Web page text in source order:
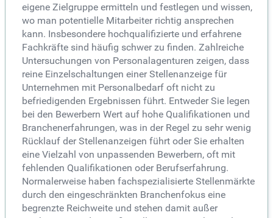
eigene Zielgruppe ermitteln und festlegen und wissen,
wo man potentielle Mitarbeiter richtig ansprechen
kann. Insbesondere hochqualifizierte und erfahrene
Fachkräfte sind häufig schwer zu finden. Zahlreiche
Untersuchungen von Personalagenturen zeigen, dass
reine Einzelschaltungen einer Stellenanzeige für
Unternehmen mit Personalbedarf oft nicht zu
befriedigenden Ergebnissen führt. Entweder Sie legen
bei den Bewerbern Wert auf hohe Qualifikationen und
Branchenerfahrungen, was in der Regel zu sehr wenig
Rücklauf der Stellenanzeigen führt oder Sie erhalten
eine Vielzahl von unpassenden Bewerbern, oft mit
fehlenden Qualifikationen oder Berufserfahrung.
Normalerweise haben fachspezialisierte Stellenmärkte
durch den eingeschränkten Branchenfokus eine
begrenzte Reichweite und stehen damit außer